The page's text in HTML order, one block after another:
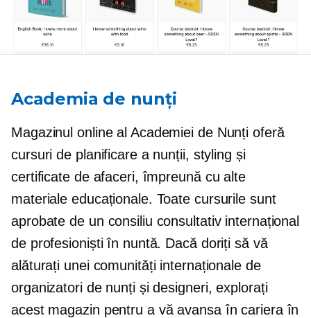
Academia de nunți
Magazinul online al Academiei de Nunți oferă
cursuri de planificare a nunții, styling și
certificate de afaceri, împreună cu alte
materiale educaționale. Toate cursurile sunt
aprobate de un consiliu consultativ internațional
de profesioniști în nuntă. Dacă doriți să vă
alăturați unei comunități internaționale de
organizatori de nunți și designeri, explorați
acest magazin pentru a vă avansa în cariera în